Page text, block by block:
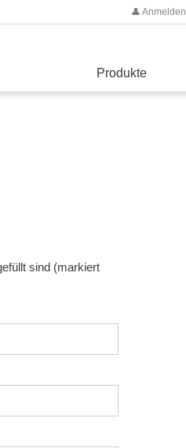
👤 Anmelden
Produkte
sind (markiert